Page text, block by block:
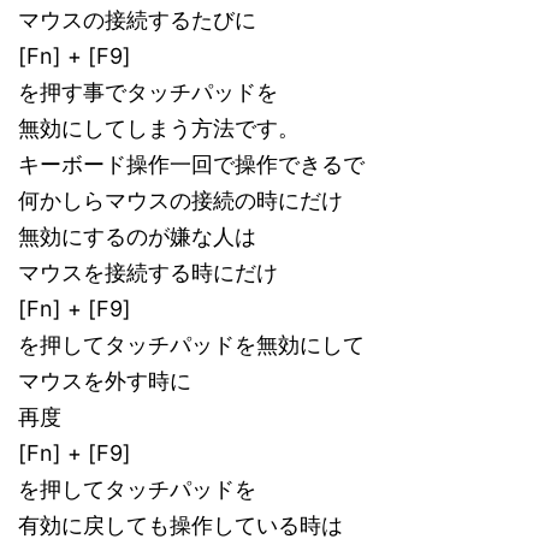
マウスの接続するたびに
[Fn] + [F9]
を押す事でタッチパッドを
無効にしてしまう方法です。
キーボード操作一回で操作できるで
何かしらマウスの接続の時にだけ
無効にするのが嫌な人は
マウスを接続する時にだけ
[Fn] + [F9]
を押してタッチパッドを無効にして
マウスを外す時に
再度
[Fn] + [F9]
を押してタッチパッドを
有効に戻しても操作している時は